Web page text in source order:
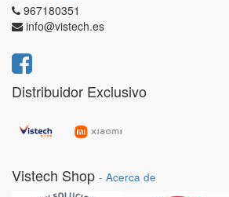
967180351
info@vistech.es
Distribuidor Exclusivo
Vistech Shop - Acerca de